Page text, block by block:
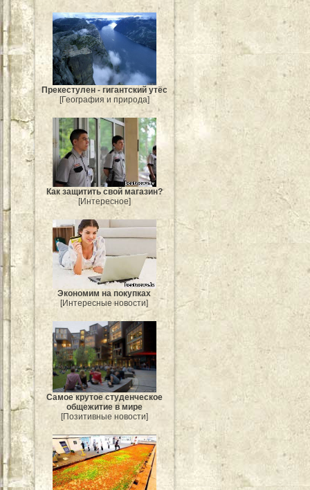
Прекестулен - гигантский утёс
[География и природа]
Как защитить свой магазин?
[Интересное]
Экономим на покупках
[Интересные новости]
Самое крутое студенческое
общежитие в мире
[Позитивные новости]